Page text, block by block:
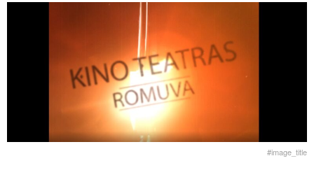
#image_title